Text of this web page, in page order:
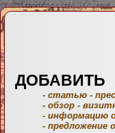
ДОБАВИТЬ
- статью -
- обзор -
- информацию о
- предложение